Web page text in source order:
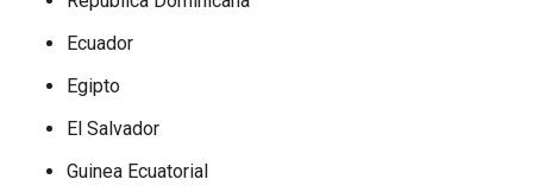
Ecuador
Egipto
El Salvador
Guinea Ecuatorial